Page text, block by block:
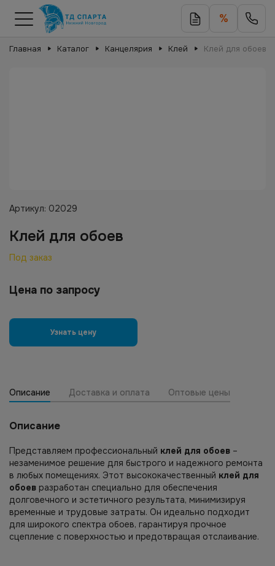
%
Главная Каталог Канцелярия Клей Клей для обоев
Артикул: 02029
Клей для обоев
Под заказ
Цена по запросу
Узнать цену
Описание Доставка и оплата Оптовые цены
Описание
Представляем профессиональный клей для обоев –
незаменимое решение для быстрого и надежного ремонта
в любых помещениях. Этот высококачественный клей для
обоев разработан специально для обеспечения
долговечного и эстетичного результата, минимизируя
временные и трудовые затраты. Он идеально подходит
для широкого спектра обоев, гарантируя прочное
сцепление с поверхностью и предотвращая отслаивание.